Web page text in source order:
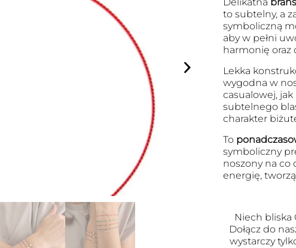
to subtelny, a
symboliczną
aby w pełni
harmonię oraz
Lekka
wygodna w
casualowej, jak
subtelnego
charakter
To
symboliczny
noszony na co
energię,
Niech bliska
Dołącz do
wystarczy